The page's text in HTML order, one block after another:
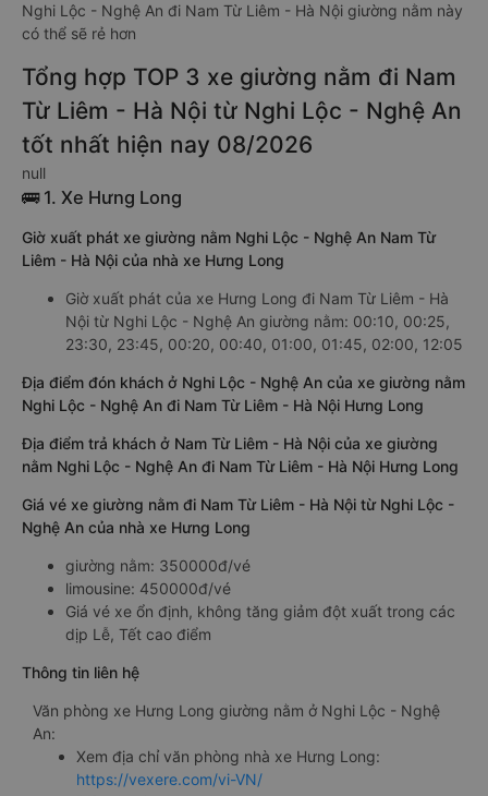
Nghi Lộc - Nghệ An đi Nam Từ Liêm - Hà Nội giường nằm này
có thể sẽ rẻ hơn
Tổng hợp TOP 3 xe giường nằm đi Nam
Từ Liêm - Hà Nội từ Nghi Lộc - Nghệ An
tốt nhất hiện nay 08/2026
null
🚌 1. Xe Hưng Long
Giờ xuất phát xe giường nằm Nghi Lộc - Nghệ An Nam Từ
Liêm - Hà Nội của nhà xe Hưng Long
Giờ xuất phát của xe Hưng Long đi Nam Từ Liêm - Hà
Nội từ Nghi Lộc - Nghệ An giường nằm: 00:10, 00:25,
23:30, 23:45, 00:20, 00:40, 01:00, 01:45, 02:00, 12:05
Địa điểm đón khách ở Nghi Lộc - Nghệ An của xe giường nằm
Nghi Lộc - Nghệ An đi Nam Từ Liêm - Hà Nội Hưng Long
Địa điểm trả khách ở Nam Từ Liêm - Hà Nội của xe giường
nằm Nghi Lộc - Nghệ An đi Nam Từ Liêm - Hà Nội Hưng Long
Giá vé xe giường nằm đi Nam Từ Liêm - Hà Nội từ Nghi Lộc -
Nghệ An của nhà xe Hưng Long
giường nằm: 350000đ/vé
limousine: 450000đ/vé
Giá vé xe ổn định, không tăng giảm đột xuất trong các
dịp Lễ, Tết cao điểm
Thông tin liên hệ
Văn phòng xe Hưng Long giường nằm ở Nghi Lộc - Nghệ
An:
Xem địa chỉ văn phòng nhà xe Hưng Long:
https://vexere.com/vi-VN/